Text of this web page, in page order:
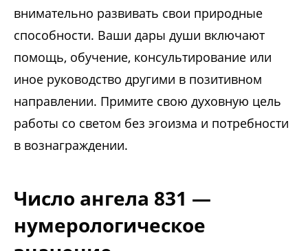
внимательно развивать свои природные
способности. Ваши дары души включают
помощь, обучение, консультирование или
иное руководство другими в позитивном
направлении. Примите свою духовную цель
работы со светом без эгоизма и потребности
в вознаграждении.
Число ангела 831 —
нумерологическое